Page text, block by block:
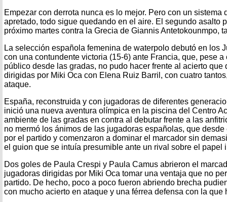
Empezar con derrota nunca es lo mejor. Pero con un sistema
apretado, todo sigue quedando en el aire. El segundo asalto
próximo martes contra la Grecia de Giannis Antetokounmpo,
La selección española femenina de waterpolo debutó en los
con una contundente victoria (15-6) ante Francia, que, pese
público desde las gradas, no pudo hacer frente al acierto que
dirigidas por Miki Oca con Elena Ruiz Barril, con cuatro
ataque.
España, reconstruida y con jugadoras de diferentes
inició una nueva aventura olímpica en la piscina del Centro
ambiente de las gradas en contra al debutar frente a las
no mermó los ánimos de las jugadoras españolas, que
por el partido y comenzaron a dominar el marcador sin
el guion que se intuía presumible ante un rival sobre el papel
Dos goles de Paula Crespi y Paula Camus abrieron el
jugadoras dirigidas por Miki Oca tomar una ventaja que no
partido. De hecho, poco a poco fueron abriendo brecha
con mucho acierto en ataque y una férrea defensa con la que